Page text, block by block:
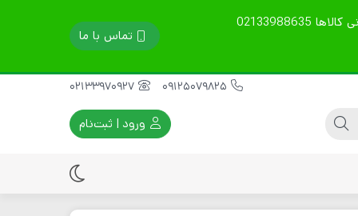
تمامی محصولات گارانتی 60 روزه دارند. قیمت ها آپدیت است. نوع ارسال را در توضیحات بنویسید. مشاوره فنی، خرید و پشتیبانی کالاها 02133988635
تماس با ما